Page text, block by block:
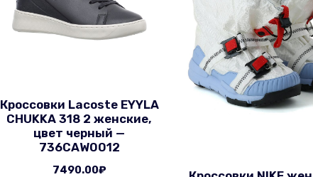
Кроссовки Lacoste EYYLA
CHUKKA 318 2 женские,
цвет черный —
736CAW0012
7490.00₽